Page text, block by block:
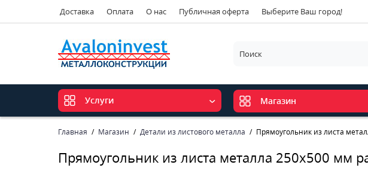
Доставка Оплата О нас Публичная оферта Выберите Ваш город!
Услуги Магазин
Главная Магазин Детали из листового металла Прямоугольник из листа
Прямоугольник из листа металла 250х500 мм